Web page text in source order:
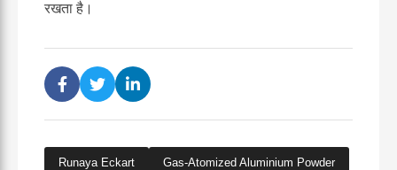
रखता है।
Runaya Eckart Gas-Atomized Aluminium Powder